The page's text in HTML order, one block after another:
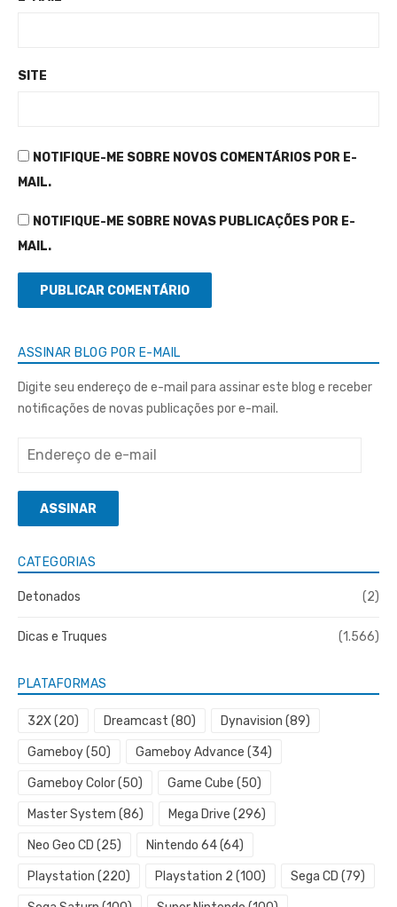
SITE
NOTIFIQUE-ME SOBRE NOVOS COMENTÁRIOS POR E-
MAIL.
NOTIFIQUE-ME SOBRE NOVAS PUBLICAÇÕES POR E-
MAIL.
ASSINAR BLOG POR E-MAIL
Digite seu endereço de e-mail para assinar este blog e receber
notificações de novas publicações por e-mail.
Endereço
e-
mailASSINAR
CATEGORIAS
Detonados (2)
Dicas e Truques (1.566)
PLATAFORMAS
32X(20) Dreamcast (80) Dynavision (89)
Gameboy(50) Gameboy Advance (34)
Gameboy Color(50) Game Cube (50)
Master System (86) Mega Drive (296)
Neo Geo CD (25) Nintendo 64(64)
Playstation (220) Playstation 2 (100) Sega CD (79)